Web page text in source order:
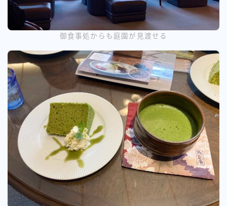
御食事処からも庭園が見渡せる